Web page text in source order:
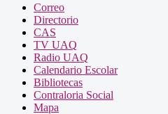
Correo
Directorio
CAS
TV UAQ
Radio UAQ
Calendario Escolar
Bibliotecas
Contraloria Social
Mapa